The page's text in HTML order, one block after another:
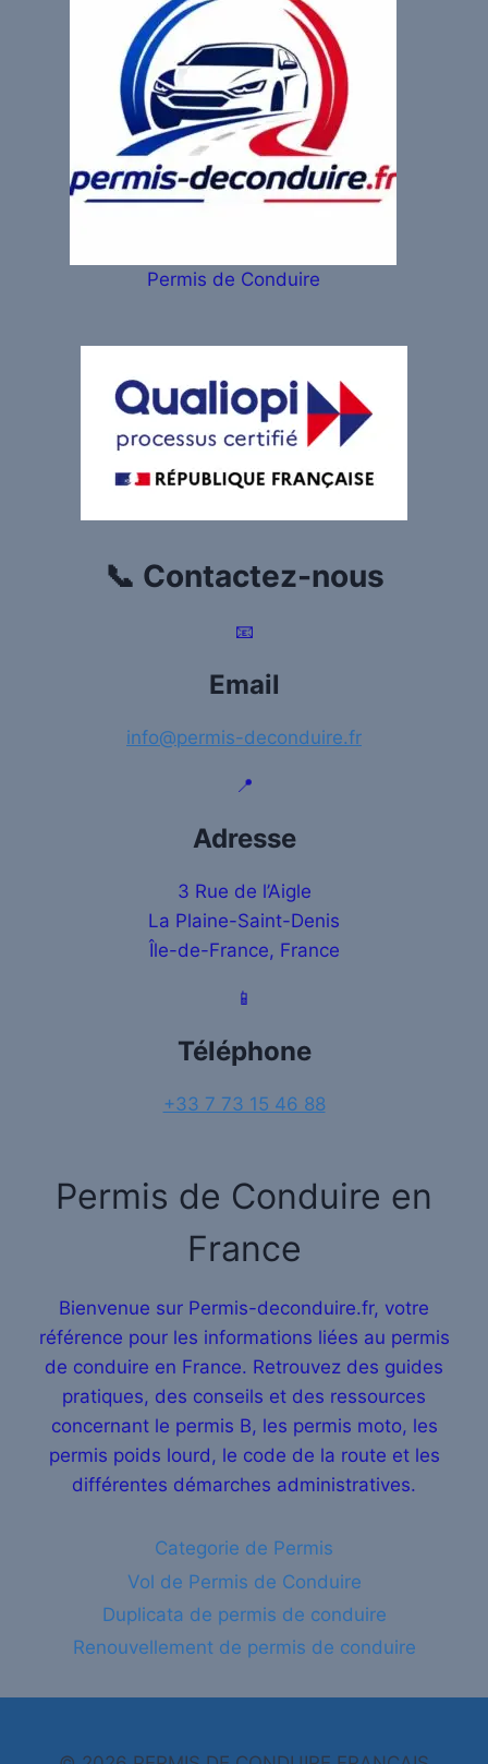
Permis de Conduire
📞 Contactez-nous
📧
Email
info@permis-deconduire.fr
📍
Adresse
3 Rue de l’Aigle
La Plaine-Saint-Denis
Île-de-France, France
📱
Téléphone
+33 7 73 15 46 88
Permis de Conduire en
France
Bienvenue sur Permis-deconduire.fr, votre
référence pour les informations liées au permis
de conduire en France. Retrouvez des guides
pratiques, des conseils et des ressources
concernant le permis B, les permis moto, les
permis poids lourd, le code de la route et les
différentes démarches administratives.
Categorie de Permis
Vol de Permis de Conduire
Duplicata de permis de conduire
Renouvellement de permis de conduire